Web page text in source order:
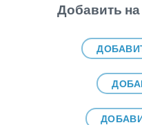
Добавить на